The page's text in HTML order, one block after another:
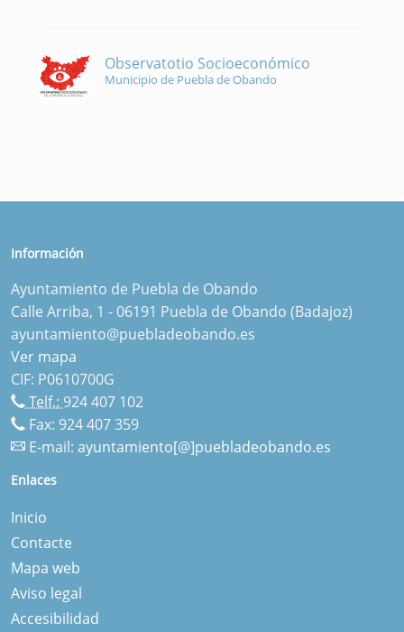
Observatotio Socioeconómico
Municipio de Puebla de Obando
Información
Ayuntamiento de Puebla de Obando
Calle Arriba, 1 - 06191 Puebla de Obando (Badajoz)
ayuntamiento@puebladeobando.es
Ver mapa
CIF: P0610700G
Telf.: 924 407 102
Fax: 924 407 359
E-mail: ayuntamiento[@]puebladeobando.es
Enlaces
Inicio
Contacte
Mapa web
Aviso legal
Accesibilidad